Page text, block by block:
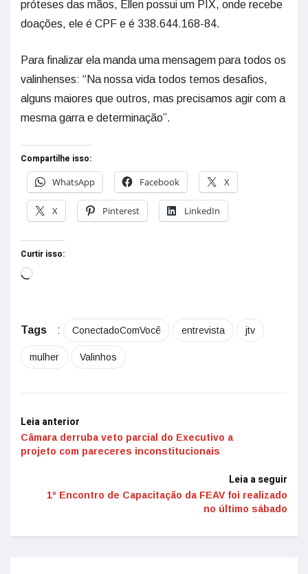
próteses das mãos, Ellen possui um PIX, onde recebe
doações, ele é CPF e é 338.644.168-84.
Para finalizar ela manda uma mensagem para todos os
valinhenses: “Na nossa vida todos temos desafios,
alguns maiores que outros, mas precisamos agir com a
mesma garra e determinação”.
Compartilhe isso:
WhatsApp
Facebook X
X Pinterest LinkedIn
Curtir isso:
Tags : ConectadoComVocê entrevista jtv
mulher Valinhos
Leia anterior
Câmara derruba veto parcial do Executivo a
projeto com pareceres inconstitucionais
Leia a seguir
1º Encontro de Capacitação da FEAV foi realizado
no último sábado